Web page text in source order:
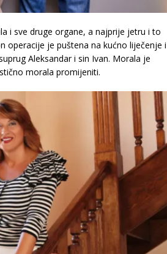
i sve druge organe, a najprije jetru i to
operacije je puštena na kućno liječenje i
Aleksandar i sin Ivan. Morala je
morala promijeniti.